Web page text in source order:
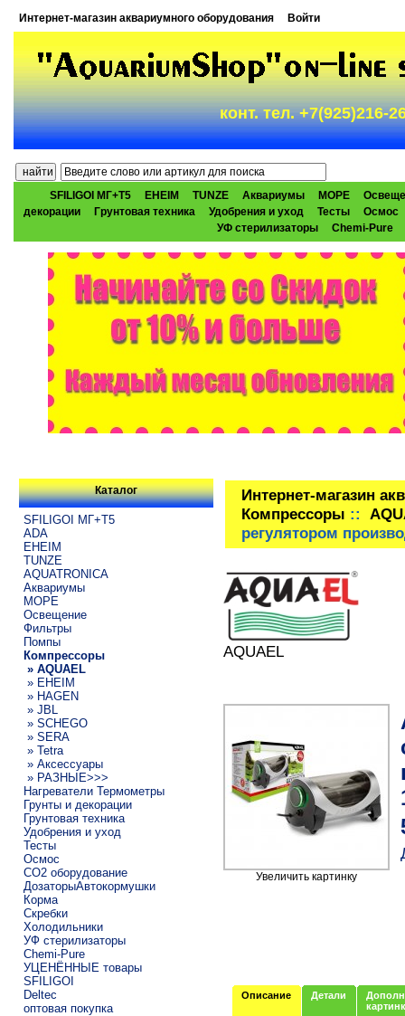
Интернет-магазин аквариумного оборудования Войти
конт. тел. +7(925)216-
SFILIGOI МГ+Т5 EHEIM TUNZE Аквариумы МОРЕ
декорации
Грунтовая техника Удобрения и уход Тесты
Осмос
УФ стерилизаторы
Chemi-Pure
Каталог
SFILIGOI МГ+Т5
ADA
EHEIM
TUNZE
AQUATRONICA
Аквариумы
МОРЕ
Освещение
Фильтры
Помпы
Компрессоры
» AQUAEL
» EHEIM
» HAGEN
» JBL
» SCHEGO
» SERA
» Tetra
» Аксессуары
» РАЗНЫЕ>>>
Нагреватели Термометры
Грунты и декорации
Грунтовая техника
Удобрения и уход
Тесты
Осмос
CO2 оборудование
ДозаторыАвтокормушки
Корма
Скребки
Холодильники
УФ стерилизаторы
Chemi-Pure
УЦЕНЁННЫЕ товары
SFILIGOI
Deltec
оптовая покупка
Интернет-магазин
Компрессоры ::
регулятором
AQUAEL
Увеличить картинку
Описание Детали